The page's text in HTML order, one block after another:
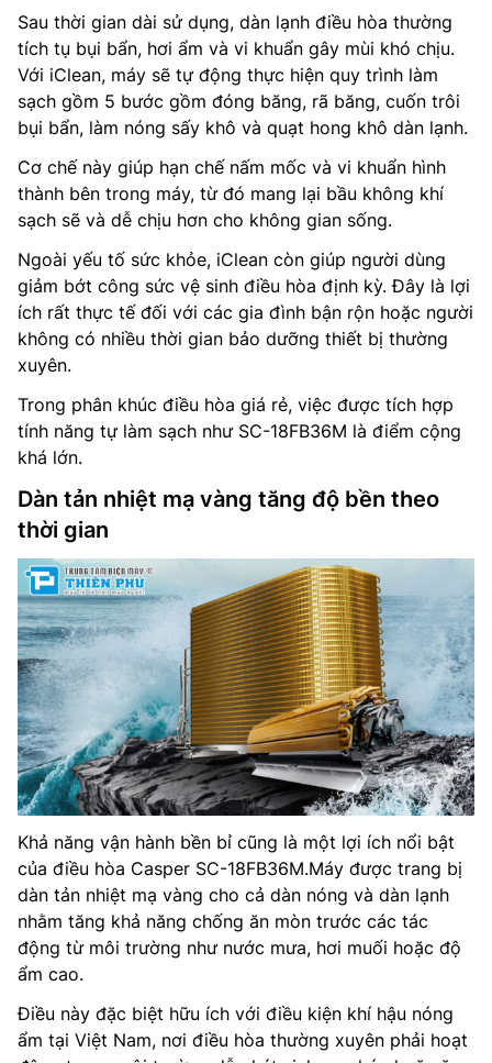
Sau thời gian dài sử dụng, dàn lạnh điều hòa thường
tích tụ bụi bẩn, hơi ẩm và vi khuẩn gây mùi khó chịu.
Với iClean, máy sẽ tự động thực hiện quy trình làm
sạch gồm 5 bước gồm đóng băng, rã băng, cuốn trôi
bụi bẩn, làm nóng sấy khô và quạt hong khô dàn lạnh.
Cơ chế này giúp hạn chế nấm mốc và vi khuẩn hình
thành bên trong máy, từ đó mang lại bầu không khí
sạch sẽ và dễ chịu hơn cho không gian sống.
Ngoài yếu tố sức khỏe, iClean còn giúp người dùng
giảm bớt công sức vệ sinh điều hòa định kỳ. Đây là lợi
ích rất thực tế đối với các gia đình bận rộn hoặc người
không có nhiều thời gian bảo dưỡng thiết bị thường
xuyên.
Trong phân khúc điều hòa giá rẻ, việc được tích hợp
tính năng tự làm sạch như SC-18FB36M là điểm cộng
khá lớn.
Dàn tản nhiệt mạ vàng tăng độ bền theo
thời gian
Khả năng vận hành bền bỉ cũng là một lợi ích nổi bật
của điều hòa Casper SC-18FB36M.Máy được trang bị
dàn tản nhiệt mạ vàng cho cả dàn nóng và dàn lạnh
nhằm tăng khả năng chống ăn mòn trước các tác
động từ môi trường như nước mưa, hơi muối hoặc độ
ẩm cao.
Điều này đặc biệt hữu ích với điều kiện khí hậu nóng
ẩm tại Việt Nam, nơi điều hòa thường xuyên phải hoạt